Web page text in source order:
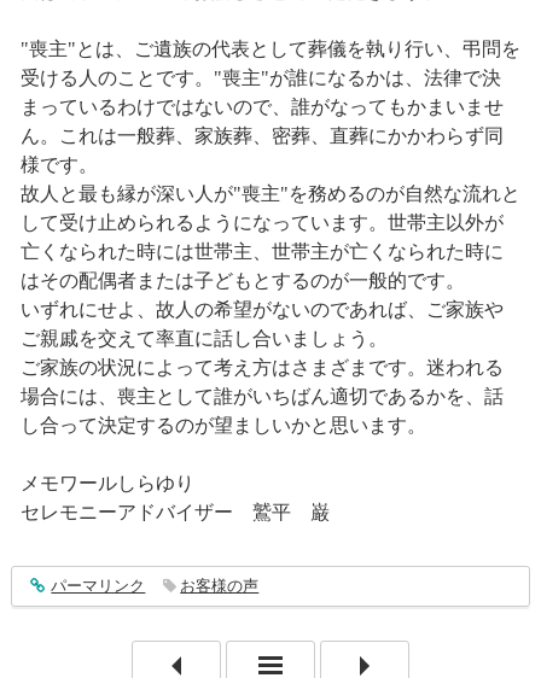
"喪主"とは、ご遺族の代表として葬儀を執り行い、弔問を
受ける人のことです。"喪主"が誰になるかは、法律で決
まっているわけではないので、誰がなってもかまいませ
ん。これは一般葬、家族葬、密葬、直葬にかかわらず同
様です。
故人と最も縁が深い人が"喪主"を務めるのが自然な流れと
して受け止められるようになっています。世帯主以外が
亡くなられた時には世帯主、世帯主が亡くなられた時に
はその配偶者または子どもとするのが一般的です。
いずれにせよ、故人の希望がないのであれば、ご家族や
ご親戚を交えて率直に話し合いましょう。
ご家族の状況によって考え方はさまざまです。迷われる
場合には、喪主として誰がいちばん適切であるかを、話
し合って決定するのが望ましいかと思います。
メモワールしらゆり
セレモニーアドバイザー 鷲平 巌
entry487
パーマリンク お客様の声